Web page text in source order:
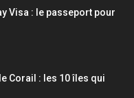
Visa : le passeport pour
Corail : les 10 îles qui